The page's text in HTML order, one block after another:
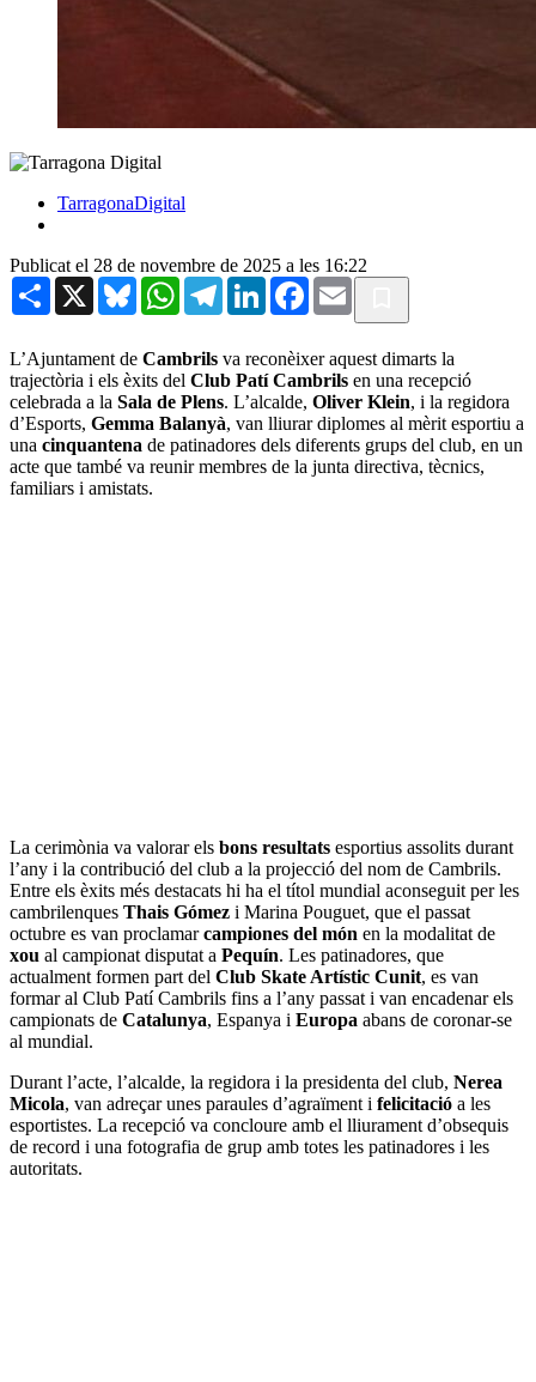
TarragonaDigital
Publicat el 28 de novembre de 2025 a les 16:22
Share X BlueskyWhatsAppTelegramLinkedInFacebook
Email
L’Ajuntament de Cambrils va reconèixer aquest dimarts la
trajectòria i els èxits del Club Patí Cambrils en una recepció
celebrada a la Sala de Plens. L’alcalde, Oliver Klein, i la regidora
d’Esports, Gemma Balanyà, van lliurar diplomes al mèrit esportiu a
una cinquantena de patinadores dels diferents grups del club, en un
acte que també va reunir membres de la junta directiva, tècnics,
familiars i amistats.
La cerimònia va valorar els bons resultats esportius assolits durant
l’any i la contribució del club a la projecció del nom de Cambrils.
Entre els èxits més destacats hi ha el títol mundial aconseguit per les
cambrilenques Thais Gómez i Marina Pouguet, que el passat
octubre es van proclamarcampiones del món en la modalitat de
xou al campionat disputat a Pequín. Les patinadores, que
actualment formen part del Club Skate Artístic Cunit, es van
formar al Club Patí Cambrils fins a l’any passat i van encadenar els
campionats de Catalunya, Espanya i Europa abans de coronar-se
al mundial.
Durant l’acte, l’alcalde, la regidora i la presidenta del club, Nerea
Micola, van adreçar unes paraules d’agraïment i felicitació a les
esportistes. La recepció va concloure amb el lliurament d’obsequis
de record i una fotografia de grup amb totes les patinadores i les
autoritats.